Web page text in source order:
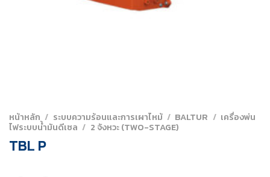
หน้าหลัก / ระบบความร้อนและการเผาไหม้ / BALTUR / เครื่องพ่น
ไฟระบบน้ำมันดีเซล / 2 จังหวะ (TWO-STAGE)
TBL P